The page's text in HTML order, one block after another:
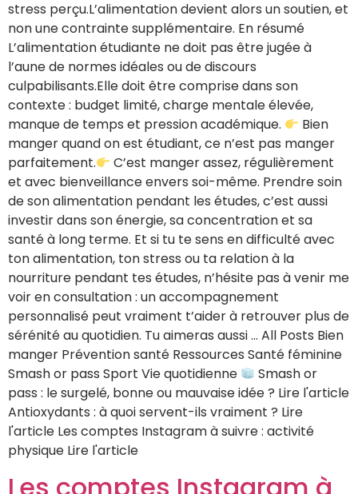
stress perçu.L’alimentation devient alors un soutien, et
non une contrainte supplémentaire. En résumé
L’alimentation étudiante ne doit pas être jugée à
l’aune de normes idéales ou de discours
culpabilisants.Elle doit être comprise dans son
contexte : budget limité, charge mentale élevée,
manque de temps et pression académique.
Bien
manger quand on est étudiant, ce n’est pas manger
parfaitement.
C’est manger assez, régulièrement
et avec bienveillance envers soi-même. Prendre soin
de son alimentation pendant les études, c’est aussi
investir dans son énergie, sa concentration et sa
santé à long terme. Et si tu te sens en difficulté avec
ton alimentation, ton stress ou ta relation à la
nourriture pendant tes études, n’hésite pas à venir me
voir en consultation : un accompagnement
personnalisé peut vraiment t’aider à retrouver plus de
sérénité au quotidien. Tu aimeras aussi … All Posts Bien
manger Prévention santé Ressources Santé féminine
Smash or pass Sport Vie quotidienne
Smash or
pass : le surgelé, bonne ou mauvaise idée ? Lire l'article
Antioxydants : à quoi servent-ils vraiment ? Lire
l'article Les comptes Instagram à suivre : activité
physique Lire l'article